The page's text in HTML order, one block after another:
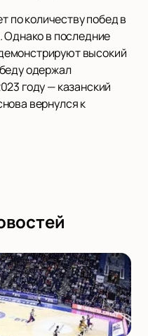
по количеству побед в
Однако в последние
высокий
одержал
году — казанский
вернулся к